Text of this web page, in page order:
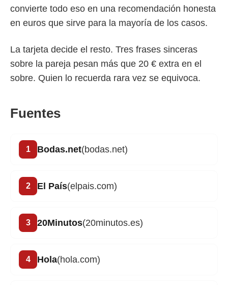
convierte todo eso en una recomendación honesta
en euros que sirve para la mayoría de los casos.
La tarjeta decide el resto. Tres frases sinceras
sobre la pareja pesan más que 20 € extra en el
sobre. Quien lo recuerda rara vez se equivoca.
Fuentes
Bodas.net(bodas.net)
El País(elpais.com)
20Minutos(20minutos.es)
Hola(hola.com)